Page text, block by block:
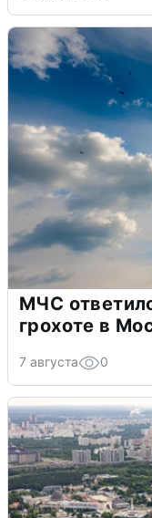
МЧС
грохоте в
7 августа 0